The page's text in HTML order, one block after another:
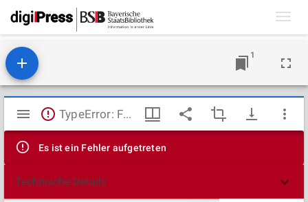
1
Mirador
Viewer
TypeError: Failed to fetch
Es ist ein Fehler aufgetreten
Technische Details